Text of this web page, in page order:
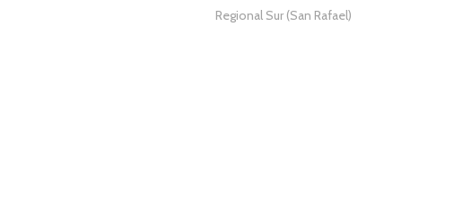
Regional Sur (San Rafael)